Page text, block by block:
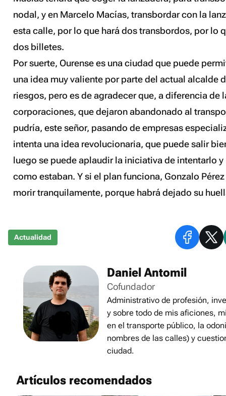
nodal, y en Marcelo Macías, transbordar con la
esta calle, por lo que hará dos transbordos, por lo
dos billetes.
Por suerte, Ourense es una ciudad que puede
una idea muy valiente por parte del actual alcalde
riesgos, pero es de agradecer que, a diferencia de
corporaciones, que dejaron abandonado al
pudría, este señor, pasando de empresas
intenta una idea revolucionaria, que puede salir
luego se puede aplaudir la iniciativa de intentarlo
como estaban. Y si el plan funciona, Gonzalo
morir tranquilamente, porque habrá dejado su
Actualidad
Daniel Antomil
Cofundador
Administrativo de profesión,
y sobre todo de mis aficiones,
en el transporte público, la
nombres de las calles) y
ciudad.
Artículos recomendados